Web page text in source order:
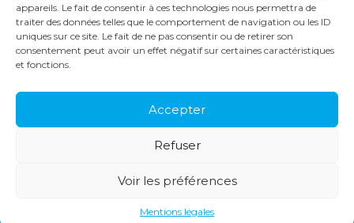
appareils. Le fait de consentir à ces technologies nous permettra de
traiter des données telles que le comportement de navigation ou les ID
uniques sur ce site. Le fait de ne pas consentir ou de retirer son
consentement peut avoir un effet négatif sur certaines caractéristiques
et fonctions.
Accepter
Refuser
Voir les préférences
Mentions légales
Principale
NOS SOLUTIONS
ACTUALITÉS
RECRUTEMENT
CONTACT
MENTIONS LÉGALES
CONCEPTION ET RÉALISATION CLASSE 7